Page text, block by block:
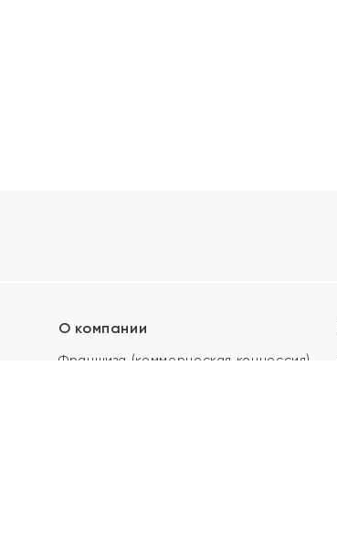
О компании
Франшиза (коммерческая концессия)